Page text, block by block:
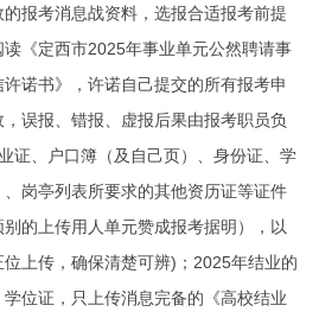
报考消息战资料，选报合适报考前提
《定西市2025年事业单元公然聘请事
诺书》，许诺自己提交的所有报考申
误报、错报、虚报后果由报考职员负
证、户口簿（及自己页）、身份证、学
岗亭列表所要求的其他资历证等证件
的上传用人单元赞成报考据明），以
上传，确保清楚可辨)；2025年结业的
位证，只上传消息完备的《高校结业